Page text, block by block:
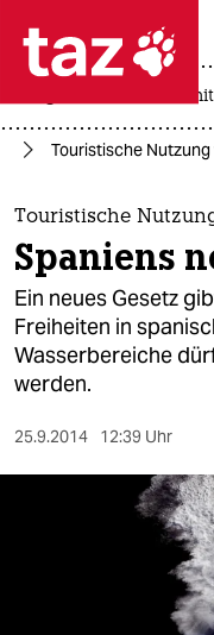
 taz
themen
politik
öko
gesellschaft
kultur
sport
Touristische
Touristische
Spaniens
Ein neues Gesetz
Freiheiten in
Wasserbereiche
werden.
25.9.2014 12:39 Uhr